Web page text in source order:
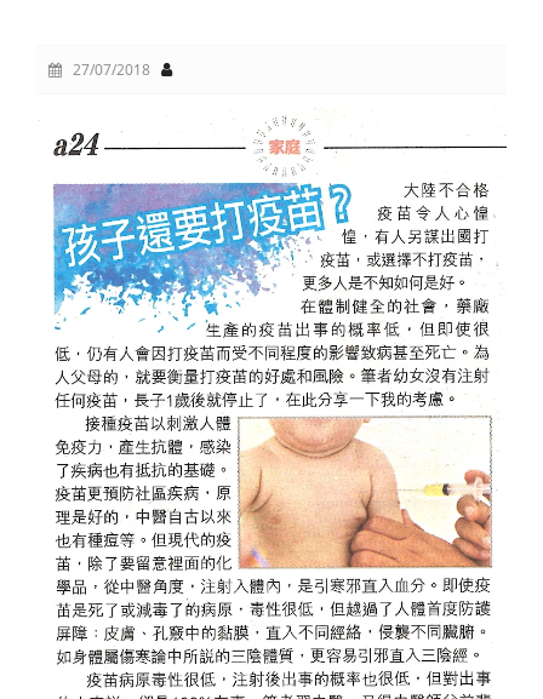
27/07/2018